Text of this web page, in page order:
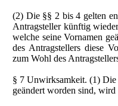
(2) Die §§ 2 bis 4 gelten
Antragsteller künftig
welche seine Vornamen
des Antragstellers diese
zum Wohl des
§ 7 Unwirksamkeit. (1) Die
geändert worden sind,